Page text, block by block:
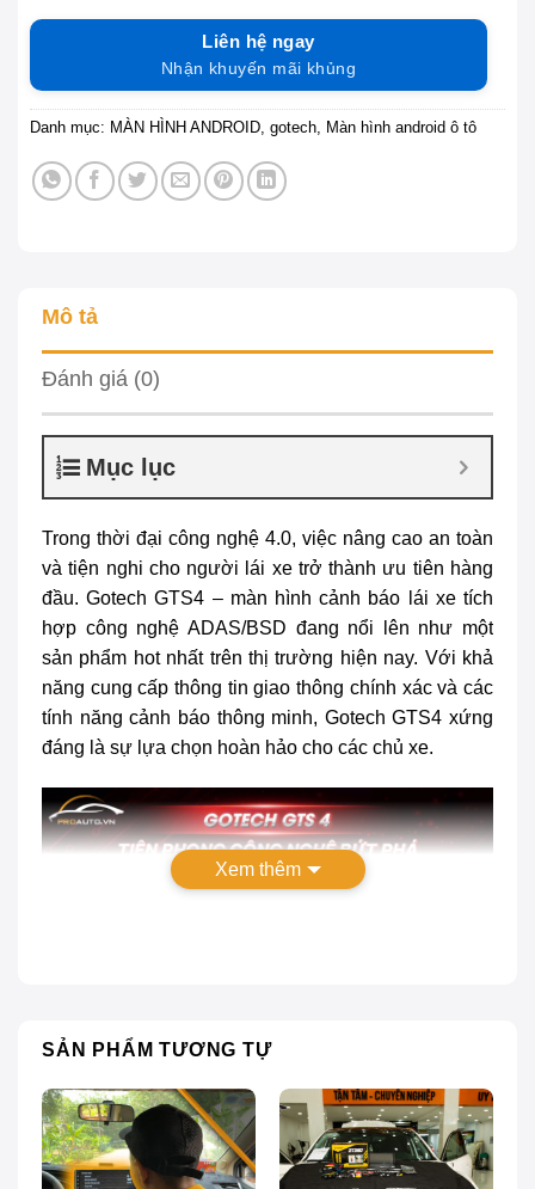
Liên hệ ngay
Nhận khuyến mãi khủng
Danh mục: MÀN HÌNH ANDROID, gotech, Màn hình android ô tô
Mô tả
Đánh giá (0)
Mục lục
Trong thời đại công nghệ 4.0, việc nâng cao an toàn
và tiện nghi cho người lái xe trở thành ưu tiên hàng
đầu.Gotech GTS4 – màn hình cảnh báo lái xe tích
hợp công nghệ ADAS/BSD đang nổi lên như một
sản phẩm hot nhất trên thị trường hiện nay. Với khả
năng cung cấp thông tin giao thông chính xác và các
tính năng cảnh báo thông minh, Gotech GTS4 xứng
đáng là sự lựa chọn hoàn hảo cho các chủ xe.
Gotech GTS4 – Màn hình cảnh báo lái xe ADAS/BSD hot
Xem thêm
SẢN PHẨM TƯƠNG TỰ